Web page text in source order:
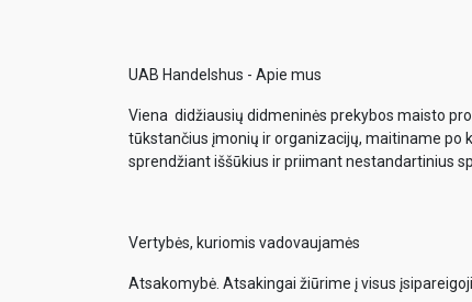
UAB Handelshus - Apie mus
Viena didžiausių didmeninės prekybos maisto
tūkstančius įmonių ir organizacijų, maitiname po
sprendžiant iššūkius ir priimant nestandartinius
Vertybės, kuriomis vadovaujamės
Atsakomybė. Atsakingai žiūrime į visus